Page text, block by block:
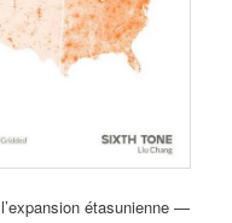
étasunienne —